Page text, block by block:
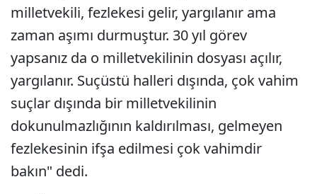
milletvekili, fezlekesi gelir, yargılanır ama
zaman aşımı durmuştur. 30 yıl görev
yapsanız da o milletvekilinin dosyası açılır,
yargılanır. Suçüstü halleri dışında, çok vahim
suçlar dışında bir milletvekilinin
dokunulmazlığının kaldırılması, gelmeyen
fezlekesinin ifşa edilmesi çok vahimdir
bakın" dedi.